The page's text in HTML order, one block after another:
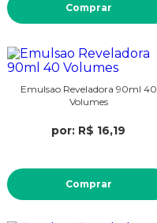
Comprar
Emulsao Reveladora 90ml 40
Volumes
por: R$ 16,19
Comprar